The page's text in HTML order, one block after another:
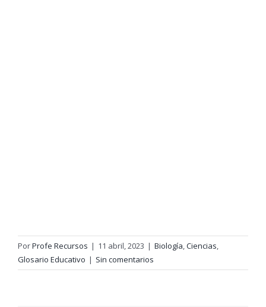
PorProfe Recursos | 11 abril, 2023 | Biología,Ciencias,
Glosario Educativo | Sin comentarios